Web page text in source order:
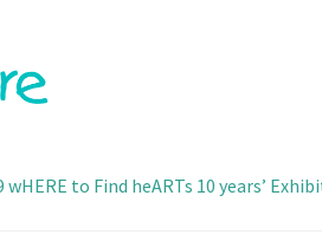
wHERE to Find heARTs 10 years’